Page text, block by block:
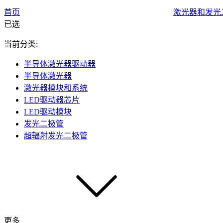
首页 激光器和发光
已选
当前分类:
半导体激光器驱动器
半导体激光器
激光器模块和系统
LED驱动器芯片
LED驱动模块
发光二极管
超辐射发光二极管
更多